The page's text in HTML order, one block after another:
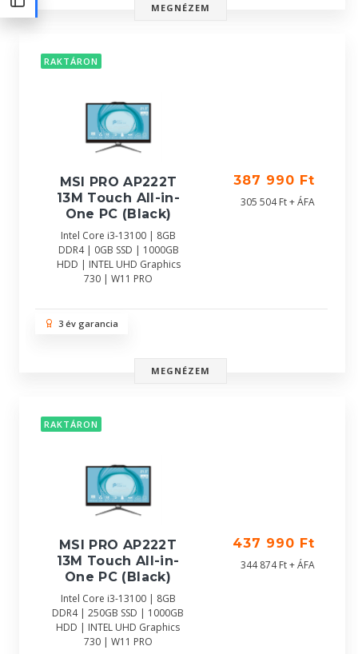
MEGNÉZEM
RAKTÁRON
MSI PRO AP222T
13M Touch All-in-
One PC (Black)
Intel Core i3-13100 | 8GB
DDR4 | 0GB SSD | 1000GB
HDD | INTEL UHD Graphics
730 | W11 PRO
387 990 Ft
305 504 Ft + ÁFA
3 év garancia
MEGNÉZEM
RAKTÁRON
MSI PRO AP222T
13M Touch All-in-
One PC (Black)
Intel Core i3-13100 | 8GB
DDR4 | 250GB SSD | 1000GB
HDD | INTEL UHD Graphics
730 | W11 PRO
437 990 Ft
344 874 Ft + ÁFA